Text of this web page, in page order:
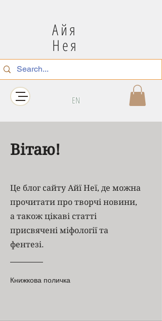
Айя
Нея
EN
Вітаю!
Це блог сайту Айї Неї, де можна
прочитати про творчі новини,
а також цікаві статті
присвячені міфології та
фентезі.
Книжкова поличка